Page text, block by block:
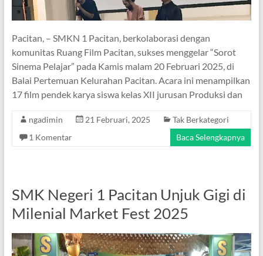
Pacitan, – SMKN 1 Pacitan, berkolaborasi dengan
komunitas Ruang Film Pacitan, sukses menggelar “Sorot
Sinema Pelajar” pada Kamis malam 20 Februari 2025, di
Balai Pertemuan Kelurahan Pacitan. Acara ini menampilkan
17 film pendek karya siswa kelas XII jurusan Produksi dan
ngadimin 21 Februari, 2025
Tak Berkategori
1 Komentar
Baca Selengkapnya
SMK Negeri 1 Pacitan Unjuk Gigi di
Milenial Market Fest 2025